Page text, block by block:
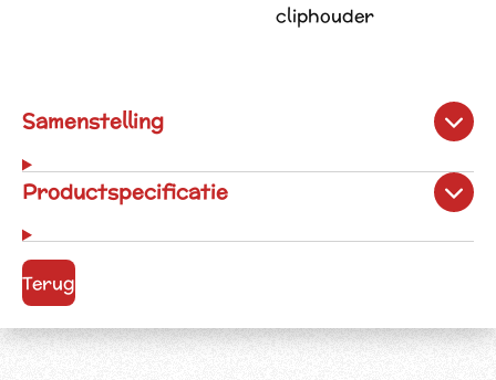
cliphouder
Samenstelling
Productspecificatie
Terug